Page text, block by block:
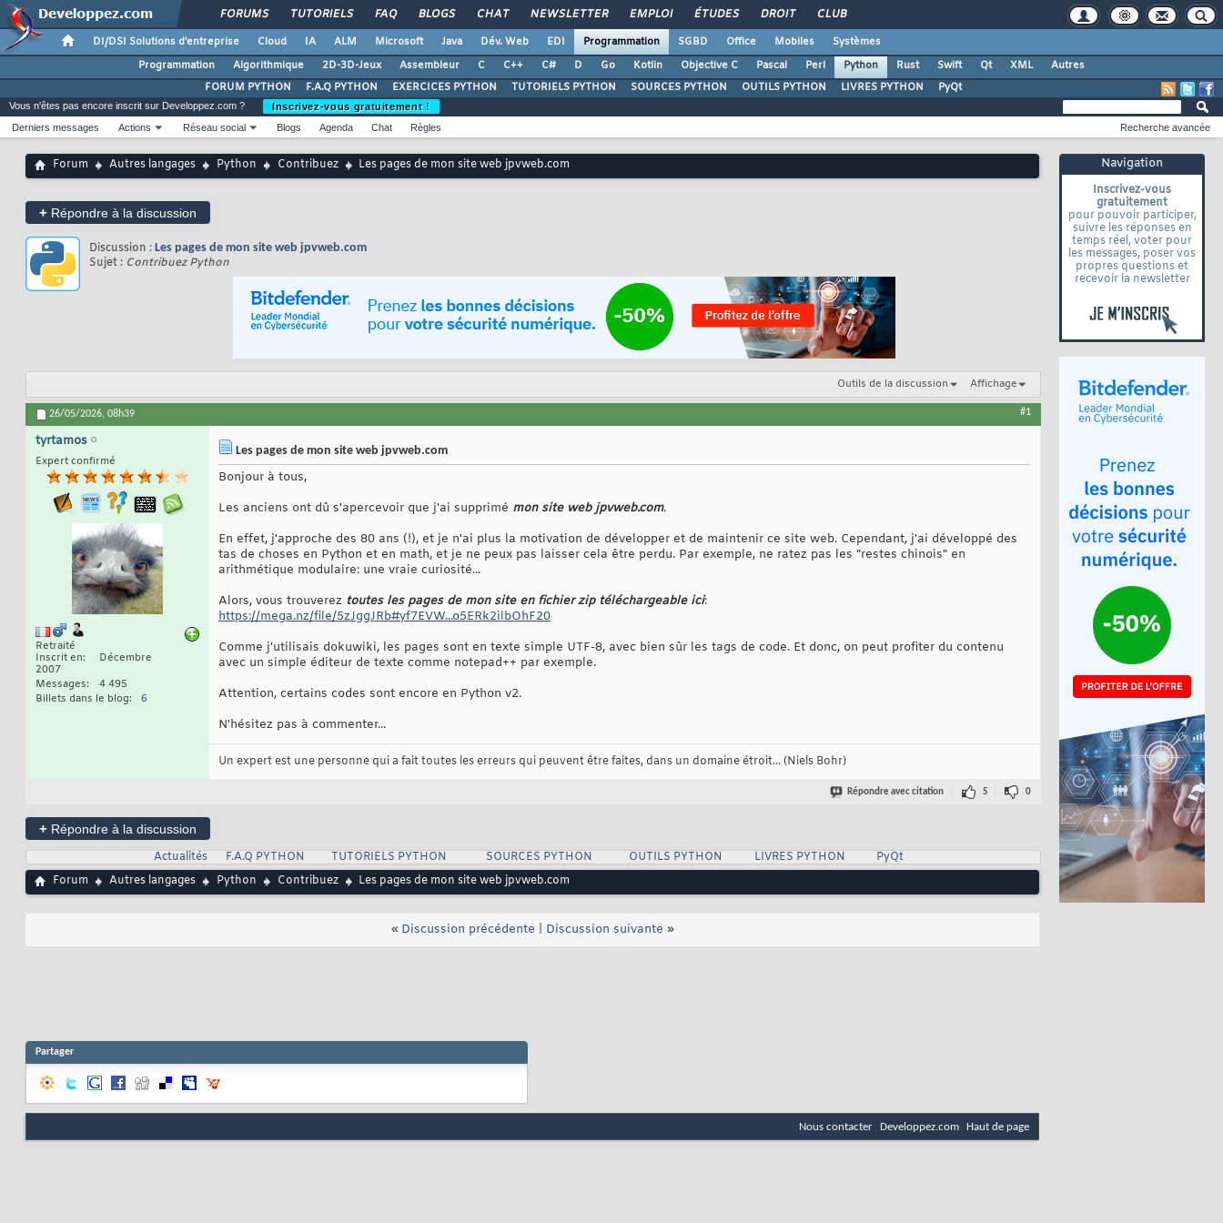
FORUMS TUTORIELS FAQ BLOGS CHAT NEWSLETTER EMPLOI ÉTUDES DROIT CLUB
DI/DSI Solutions d'entreprise Cloud IA ALM Microsoft Java Dév. Web EDI Programmation SGBD Office Mobiles
Systèmes
Programmation
Algorithmique 2D-3D-Jeux Assembleur C C++ C# D Go Kotlin Objective C Pascal Perl Python Rust Swift Qt XML
Autres
FORUM PYTHON
F.A.Q PYTHON EXERCICES PYTHON TUTORIELS PYTHON SOURCES PYTHON OUTILS PYTHON LIVRES PYTHON PyQt
Navigation
Inscrivez-vous
gratuitement
pour pouvoir participer,
suivre les réponses en
temps réel, voter pour
les messages, poser vos
propres questions et
recevoir la newsletter
Vous n'êtes pas encore inscrit sur Developpez.com ?
Inscrivez-vous gratuitement !
Derniers messages
Actions Réseau social Blogs Agenda Chat Règles Recherche avancée
Forum Autres langages Python Contribuez Les pages de mon site web jpvweb.com
+ Répondre à la discussion
Discussion : Les pages de mon site web jpvweb.com
Sujet : Contribuez Python
Outils de la discussion Affichage
26/05/2026, 08h39 #1
tyrtamos
Expert confirmé
Retraité
Inscrit en
Décembre
2007
Messages
4 495
Billets dans le blog
6
Les pages de mon site web jpvweb.com
Bonjour à tous,
Les anciens ont dû s'apercevoir que j'ai supprimé mon site web jpvweb.com.
En effet, j'approche des 80 ans (!), et je n'ai plus la motivation de développer et de maintenir ce site web. Cependant, j'ai développé des
tas de choses en Python et en math, et je ne peux pas laisser cela être perdu. Par exemple, ne ratez pas les "restes chinois" en
arithmétique modulaire: une vraie curiosité...
Alors, vous trouverez toutes les pages de mon site en fichier zip téléchargeable ici:
https://mega.nz/file/5zJggJRb#yf7EVW...o5ERk2ilbOhF20
Comme j'utilisais dokuwiki, les pages sont en texte simple UTF-8, avec bien sûr les tags de code. Et donc, on peut profiter du contenu
avec un simple éditeur de texte comme notepad++ par exemple.
Attention, certains codes sont encore en Python v2.
N'hésitez pas à commenter...
Un expert est une personne qui a fait toutes les erreurs qui peuvent être faites, dans un domaine étroit... (Niels Bohr)
Répondre avec citation 5 0
+ Répondre à la discussion
Actualités
F.A.Q PYTHON TUTORIELS PYTHON SOURCES PYTHON OUTILS PYTHON LIVRES PYTHON
PyQt
Forum
Autres langages Python Contribuez Les pages de mon site web jpvweb.com
« Discussion précédente Discussion suivante »
Partager
Nous contacter Developpez.com Haut de page